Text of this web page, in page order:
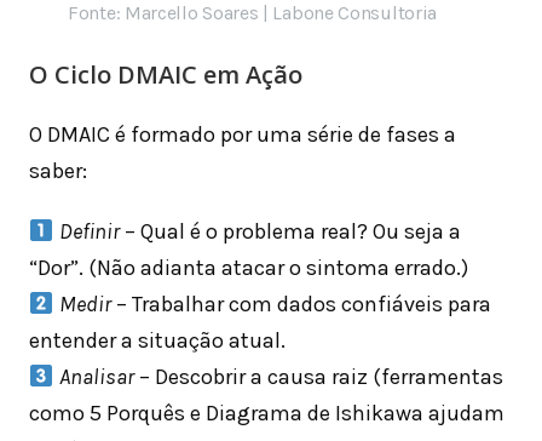
Fonte: Marcello Soares | Labone Consultoria
O Ciclo DMAIC em Ação
O DMAIC é formado por uma série de fases a
saber:
Definir– Qual é o problema real? Ou seja a
“Dor”. (Não adianta atacar o sintoma errado.)
Medir– Trabalhar com dados confiáveis para
entender a situação atual.
Analisar– Descobrir a causa raiz (ferramentas
como 5 Porquês e Diagrama de Ishikawa ajudam